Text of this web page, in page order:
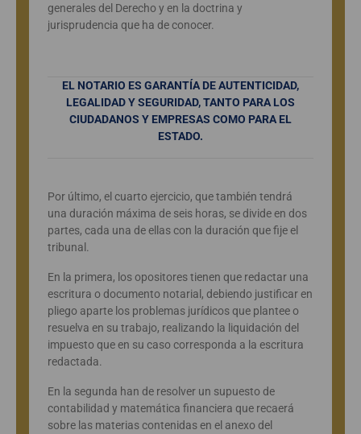
generales del Derecho y en la doctrina y
jurisprudencia que ha de conocer.
EL NOTARIO ES GARANTÍA DE AUTENTICIDAD,
LEGALIDAD Y SEGURIDAD, TANTO PARA LOS
CIUDADANOS Y EMPRESAS COMO PARA EL
ESTADO.
Por último, el cuarto ejercicio, que también tendrá
una duración máxima de seis horas, se divide en dos
partes, cada una de ellas con la duración que fije el
tribunal.
En la primera, los opositores tienen que redactar una
escritura o documento notarial, debiendo justificar en
pliego aparte los problemas jurídicos que plantee o
resuelva en su trabajo, realizando la liquidación del
impuesto que en su caso corresponda a la escritura
redactada.
En la segunda han de resolver un supuesto de
contabilidad y matemática financiera que recaerá
sobre las materias contenidas en el anexo del